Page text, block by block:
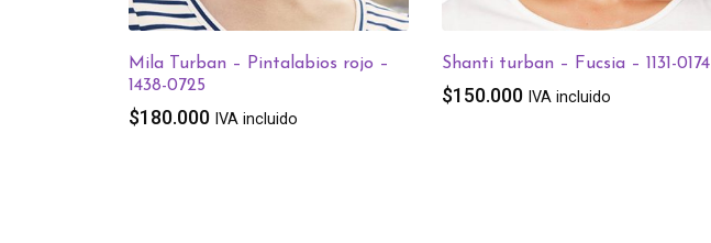
Mila Turban – Pintalabios rojo –
1438-0725
$180.000 IVA incluido
Shanti turban – Fucsia – 1131-0174
$150.000 IVA incluido